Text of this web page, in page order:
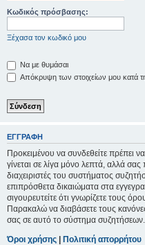
Κωδικός πρόσβασης:
Ξέχασα τον κωδικό μου
Να με θυμάσαι
Απόκρυψη των στοιχείων μου κατά
ΕΓΓΡΑΦΉ
Προκειμένου να συνδεθείτε πρέπει
γίνεται σε λίγα μόνο λεπτά, αλλά
διαχειριστές του συστήματος
επιπρόσθετα δικαιώματα στα
σιγουρευτείτε ότι γνωρίζετε τους
Παρακαλώ να διαβάσετε τους
σας σε αυτό το σύστημα συζητήσεων.
Όροι χρήσης | Πολιτική απορρήτου